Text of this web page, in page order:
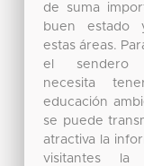
de suma
buen estado
estas áreas.
el sendero
necesita
educación
se puede
atractiva la
visitantes la